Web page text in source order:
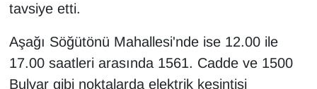
tavsiye etti.
Aşağı Söğütönü Mahallesi'nde ise 12.00 ile
17.00 saatleri arasında 1561. Cadde ve 1500
Bulvar gibi noktalarda elektrik kesintisi